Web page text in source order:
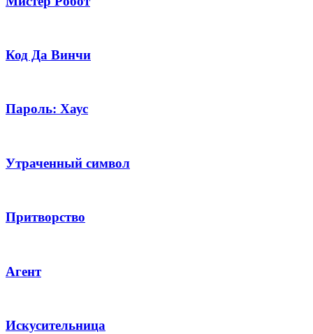
Код Да Винчи
Пароль: Хаус
Утраченный символ
Притворство
Агент
Искусительница